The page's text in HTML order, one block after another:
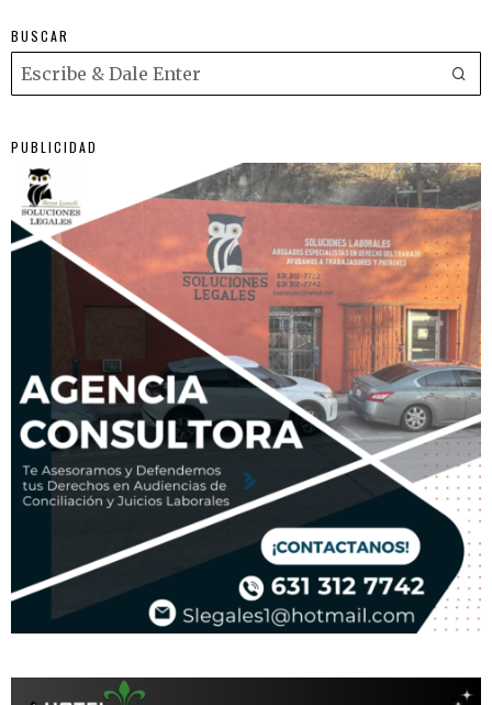
BUSCAR
PUBLICIDAD